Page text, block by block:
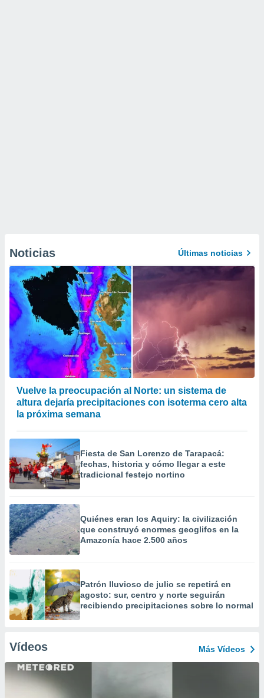
Noticias Últimas noticias
Vuelve la preocupación al Norte: un sistema de
altura dejaría precipitaciones con isoterma cero alta
la próxima semana
Fiesta de San Lorenzo de Tarapacá:
fechas, historia y cómo llegar a este
tradicional festejo nortino
Quiénes eran los Aquiry: la civilización
que construyó enormes geoglifos en la
Amazonía hace 2.500 años
Patrón lluvioso de julio se repetirá en
agosto: sur, centro y norte seguirán
recibiendo precipitaciones sobre lo normal
Vídeos Más Vídeos